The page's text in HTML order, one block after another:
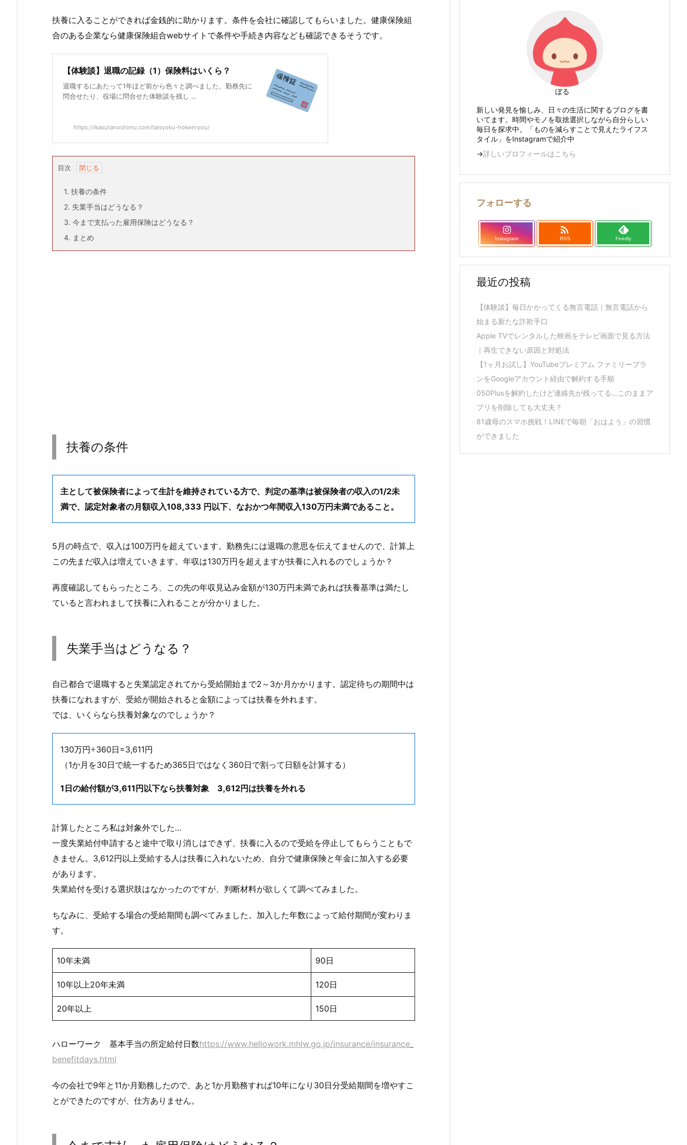
扶養に入ることができれば金銭的に助かります。条件を会社に確認してもらいました。健康保険組
合のある企業なら健康保険組合webサイトで条件や手続き内容なども確認できるそうです。
【体験談】退職の記録（1）保険料はいくら？
退職するにあたって1年ほど前から色々と調べました。勤務先に
問合せたり、役場に問合せた体験談を残し ...
https://ikasutanoshimu.com/taisyoku-hokenryou/
目次
1. 扶養の条件
2. 失業手当はどうなる？
3. 今まで支払った雇用保険はどうなる？
4. まとめ
扶養の条件
主として被保険者によって生計を維持されている方で、判定の基準は被保険者の収入の1/2未
満で、認定対象者の月額収入108,333 円以下、なおかつ年間収入130万円未満であること。
5月の時点で、収入は100万円を超えています。勤務先には退職の意思を伝えてませんので、計算上
この先まだ収入は増えていきます。年収は130万円を超えますが扶養に入れるのでしょうか？
再度確認してもらったところ、この先の年収見込み金額が130万円未満であれば扶養基準は満たし
ていると言われまして扶養に入れることが分かりました。
失業手当はどうなる？
自己都合で退職すると失業認定されてから受給開始まで2～3か月かかります。認定待ちの期間中は
扶養になれますが、受給が開始されると金額によっては扶養を外れます。
では、いくらなら扶養対象なのでしょうか？
130万円÷360日=3,611円
（1か月を30日で統一するため365日ではなく360日で割って日額を計算する）
1日の給付額が3,611円以下なら扶養対象 3,612円は扶養を外れる
計算したところ私は対象外でした…
一度失業給付申請すると途中で取り消しはできず、扶養に入るので受給を停止してもらうこともで
きません。3,612円以上受給する人は扶養に入れないため、自分で健康保険と年金に加入する必要
があります。
失業給付を受ける選択肢はなかったのですが、判断材料が欲しくて調べてみました。
ちなみに、受給する場合の受給期間も調べてみました。加入した年数によって給付期間が変わりま
す。
10年未満 90日
10年以上20年未満 120日
20年以上 150日
ハローワーク 基本手当の所定給付日数https://www.hellowork.mhlw.go.jp/insurance/insurance_
benefitdays.html
今の会社で9年と11か月勤務したので、あと1か月勤務すれば10年になり30日分受給期間を増やすこ
とができたのですが、仕方ありません。
ぼる
新しい発見を愉しみ、日々の生活に関するブログを書
いてます。時間やモノを取捨選択しながら自分らしい
毎日を探求中。「ものを減らすことで見えたライフス
タイル」をInstagramで紹介中
→詳しいプロフィールはこちら
フォローする
Instagram

RSS Feedly
最近の投稿
【体験談】毎日かかってくる無言電話｜無言電話から
始まる新たな詐欺手口
Apple TVでレンタルした映画をテレビ画面で見る方法
｜再生できない原因と対処法
【1ヶ月お試し】YouTubeプレミアム ファミリープラ
ンをGoogleアカウント経由で解約する手順
050Plusを解約したけど連絡先が残ってる…このままア
プリを削除しても大丈夫？
81歳母のスマホ挑戦！LINEで毎朝「おはよう」の習慣
ができました